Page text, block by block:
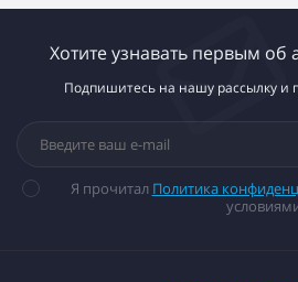
Хотите узнавать первым об
Подпишитесь на нашу рассылку и
Я прочитал Политика